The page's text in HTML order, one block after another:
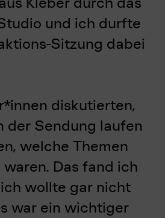
und ich durfte
Sitzung dabei
diskutierten,
der Sendung laufen
welche Themen
Das fand ich
wollte gar nicht
war ein wichtiger